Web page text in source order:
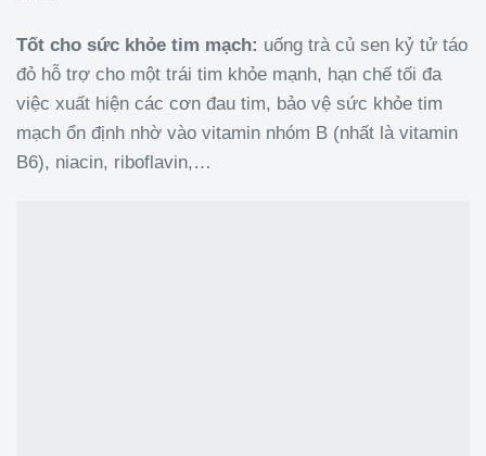
Tốt cho sức khỏe tim mạch: uống trà củ sen kỷ tử táo
đỏ hỗ trợ cho một trái tim khỏe mạnh, hạn chế tối đa
việc xuất hiện các cơn đau tim, bảo vệ sức khỏe tim
mạch ổn định nhờ vào vitamin nhóm B (nhất là vitamin
B6), niacin, riboflavin,…